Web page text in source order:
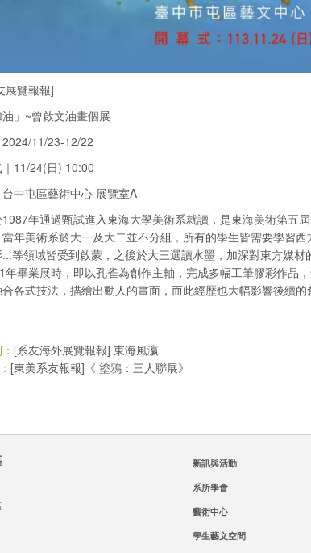
展覽報報]
」~曾啟文油畫個展
11/23-12/22
11/24(日) 10:00
中屯區藝術中心 展覽室A
年通過甄試進入東海大學美術系就讀，是東海美術第五
年美術系於大一及大二並不分組，所有的學生皆需要學習
等領域皆受到啟蒙，之後於大三選讀水墨，加深對東方媒
年畢業展時，即以孔雀為創作主軸，完成多幅工筆膠彩作品
各式技法，描繪出動人的畫面，而此經歷也大幅影響後續的
[系友海外展覽報報] 東海風瀛
[東美系友報報]《 塗鴉：三人聯展》
新訊與活動
系所學會
藝術中心
學生藝文空間